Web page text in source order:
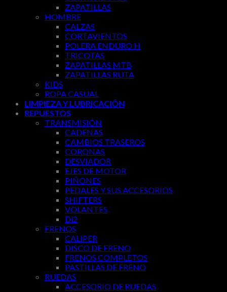
ZAPATILLAS
HOMBRE
CALZAS
CORTAVIENTOS
POLERA ENDURO H
TRICOTAS
ZAPATILLAS MTB
ZAPATILLAS RUTA
KIDS
ROPA CASUAL
LIMPIEZA Y LUBRICACIÓN
REPUESTOS
TRANSMISIÓN
CADENAS
CAMBIOS TRASEROS
CORONAS
DESVIADOR
EJES DE MOTOR
PIÑONES
PEDALES Y SUS ACCESORIOS
SHIFTERS
VOLANTES
Di2
FRENOS
CALIPER
DISCO DE FRENO
FRENOS COMPLETOS
PASTILLAS DE FRENO
RUEDAS
ACCESORIO DE RUEDAS